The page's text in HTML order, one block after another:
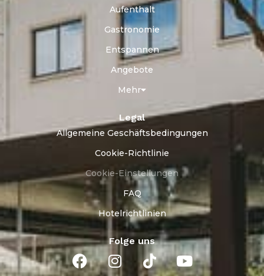
Aufenthalt
Gastronomie
Entspannen
Angebote
Mehr
Legal
Allgemeine Geschäftsbedingungen
Cookie-Richtlinie
Cookie-Einstellungen
FAQ
Hotelrichtlinien
Folge uns